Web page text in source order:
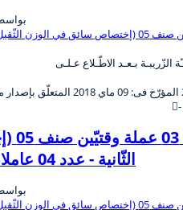
الثّانية - عدد 04 عاملات وقتيّات صنف 01 (إختصاص منظّفات) من